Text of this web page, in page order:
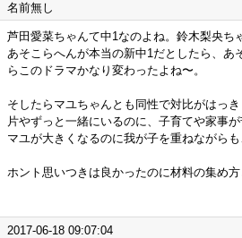
名前無し
芦田愛菜ちゃんて中1なのよね。鈴木梨央ち
あそこらへんが本当の新中1だとしたら、あ
らこのドラマかなり変わったよね〜。
そしたらマユちゃんとも同性で対比がはっき
片やずっと一緒にいるのに、子育てや家事が
マユが大きくなるのに我が子を重ねながら
ホント思いつきは良かったのに材料の集め
2017-06-18 09:07:04